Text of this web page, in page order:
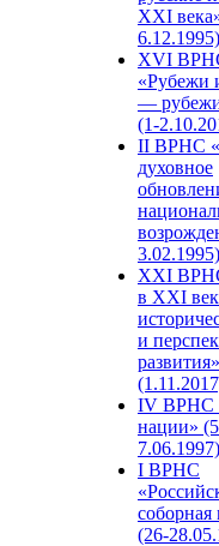
XXI
6.12.1995)
XVI
«Рубежи
—
(1-
II ВРНС
духовное
3.02.1995)
XХI
в XXI
и
развития»
IV ВРНС
нации»
7.06.1997)
I ВРНС
(26-